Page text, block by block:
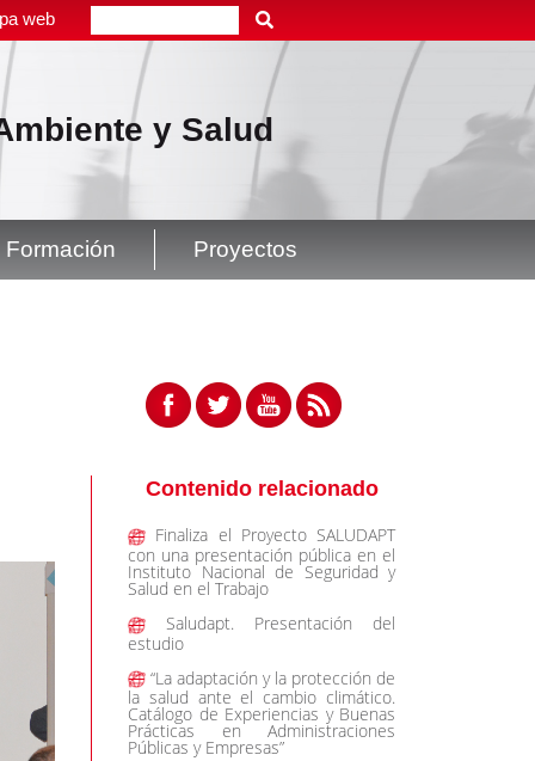
web
y Salud
Formación Proyectos
Contenido relacionado
Finaliza el Proyecto SALUDAPT
con una presentación pública en el
Instituto Nacional de Seguridad y
Salud en el Trabajo
Saludapt. Presentación del
estudio
“La adaptación y la protección de
la salud ante el cambio climático.
Catálogo de Experiencias y Buenas
Prácticas en Administraciones
Públicas y Empresas”